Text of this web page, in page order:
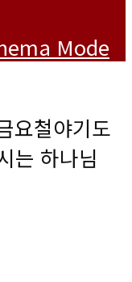
Mode
요철야기도
는 하나님